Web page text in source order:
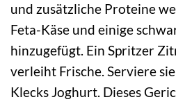
und zusätzliche Proteine
Feta-Käse und einige
hinzugefügt. Ein Spritzer
verleiht Frische. Serviere
Klecks Joghurt. Dieses